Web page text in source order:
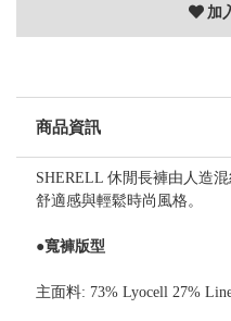
加
商品資訊
SHERELL 休閒長褲由人造
舒適感與輕鬆時尚風格。
●寬褲版型
主面料: 73% Lyocell 27%